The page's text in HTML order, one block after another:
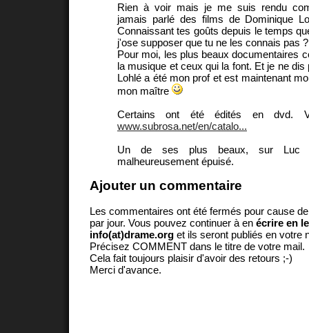
Rien à voir mais je me suis rendu
jamais parlé des films de Dominique
Connaissant tes goûts depuis le temps
j'ose supposer que tu ne les connais pas ?
Pour moi, les plus beaux documentaires
la musique et ceux qui la font. Et je ne
Lohlé a été mon prof et est maintenant
mon maître
Certains ont été édités en dvd.
www.subrosa.net/en/catalo...
Un de ses plus beaux, sur Luc
malheureusement épuisé.
Ajouter un commentaire
Les commentaires ont été fermés pour cause
par jour. Vous pouvez continuer à en écrire en
info(at)drame.org et ils seront publiés en votre
Précisez COMMENT dans le titre de votre mail.
Cela fait toujours plaisir d'avoir des retours ;-)
Merci d'avance.